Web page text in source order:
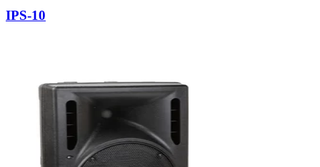
IPS-10